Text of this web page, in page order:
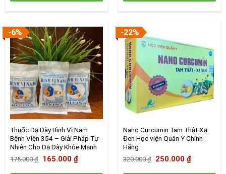
này
có
nhiều
biến
thể.
Các
tùy
chọn
có
được
chọn
-6%
Thuốc Dạ Dày Bình Vị Nam
Bệnh Viện 354 – Giải Pháp Tự
Nhiên Cho Dạ Dày Khỏe Mạnh
175.000₫
Giá
165.000 ₫Giá
-22%
Nano Curcumin Tam Thất Xạ
Đen Học viện Quân Y Chính
Hãng
320.000₫
Giá
250.000 ₫Giá